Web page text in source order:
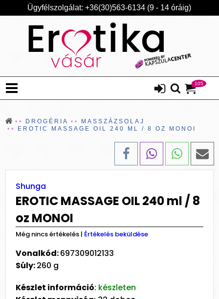
Ügyfélszolgálat: +36(30)563-6134 (9 - 14 óráig)
105
DROGÉRIA
MASSZÁZSOLAJ
EROTIC MASSAGE OIL 240 ML / 8 OZ MONOI
Shunga
EROTIC MASSAGE OIL 240 ml / 8
oz MONOI
Még nincs értékelés | Értékelés beküldése
Vonalkód:697309012133
Súly:260 g
Készlet információ: készleten